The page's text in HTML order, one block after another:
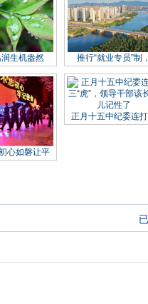
润生机盎然 推行“就业专员”制
心如磐让平
正月十五中纪委连